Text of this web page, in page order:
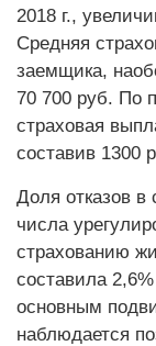
2018 г.,
Средняя
заемщика,
70 700 руб. По
страховая
составив 1300
Доля отказов в
числа
страхованию
составила
основным
наблюдается